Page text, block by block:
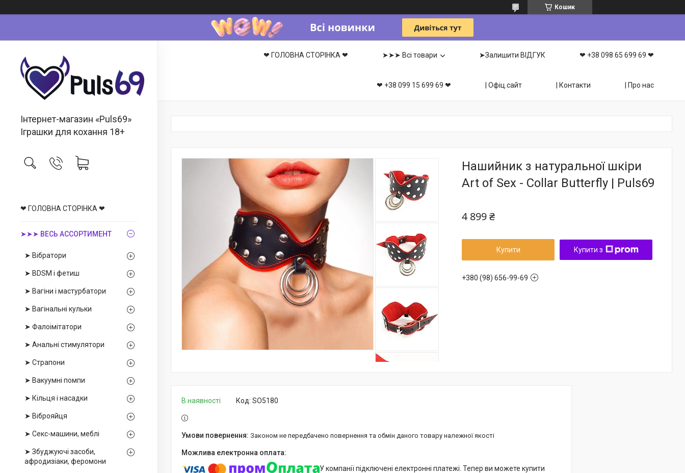
Кошик
Інтернет-магазин «Puls69»
Іграшки для кохання 18+
❤ ГОЛОВНА СТОРІНКА ❤
➤➤➤ ВЕСЬ АССОРТИМЕНТ
➤ Вібратори
➤ BDSM і фетиш
➤ Вагіни і мастурбатори
➤ Вагінальні кульки
➤ Фалоімітатори
➤ Анальні стимулятори
➤ Страпони
➤ Вакуумні помпи
➤ Кільця і насадки
➤ Віброяйця
➤ Секс-машини, меблі
➤ Збуджуючі засоби,
афродизіаки, феромони
❤ ГОЛОВНА СТОРІНКА ❤ ➤➤➤ Всі товари ➤Залишити ВІДГУК ❤ +38 098 65 699 69 ❤
❤ +38 099 15 699 69 ❤ | Офіц.сайт | Контакти | Про нас
Нашийник з натуральної шкіри
Art of Sex - Collar Butterfly | Puls69
4 899 ₴
Купити Купити з
+380 (98) 656-99-69
В наявності Код: SO5180
Законом не передбачено повернення та обмін даного товару належної якості
У компанії підключені електронні платежі. Тепер ви можете купити